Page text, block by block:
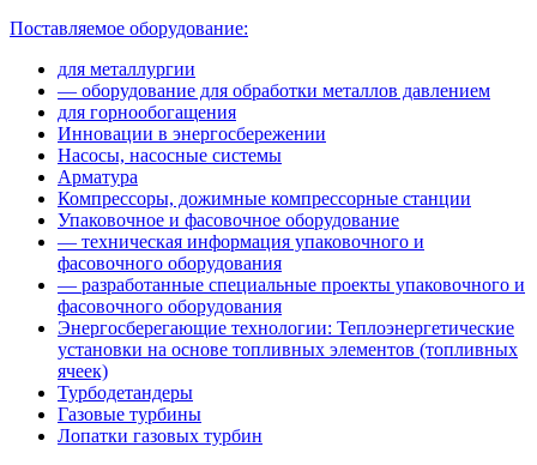
Поставляемое оборудование:
для металлургии
— оборудование для обработки металлов давлением
для горнообогащения
Инновации в энергосбережении
Насосы, насосные системы
Арматура
Компрессоры, дожимные компрессорные станции
Упаковочное и фасовочное оборудование
— техническая информация упаковочного и
фасовочного оборудования
— разработанные специальные проекты упаковочного и
фасовочного оборудования
Энергосберегающие технологии: Теплоэнергетические
установки на основе топливных элементов (топливных
ячеек)
Турбодетандеры
Газовые турбины
Лопатки газовых турбин